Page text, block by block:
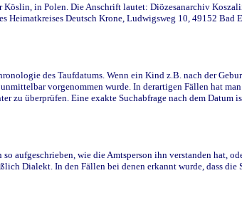
in Polen. Die Anschrift lautet: Diözesanarchiv
Deutsch Krone, Ludwigsweg 10, 49152
des Taufdatums. Wenn ein Kind z.B. nach der
vorgenommen wurde. In derartigen Fällen hat
überprüfen. Eine exakte Suchabfrage nach dem Datum
wie die Amtsperson ihn verstanden hat,
Dialekt. In den Fällen bei denen erkannt wurde, dass